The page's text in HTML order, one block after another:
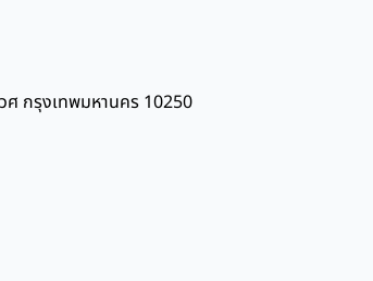
ศ กรุงเทพมหานคร 10250